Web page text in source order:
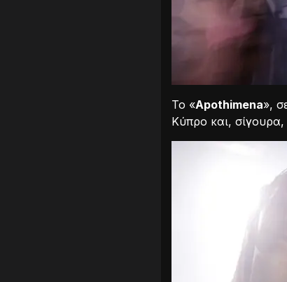
Το «Apothimena»,
Κύπρο και,